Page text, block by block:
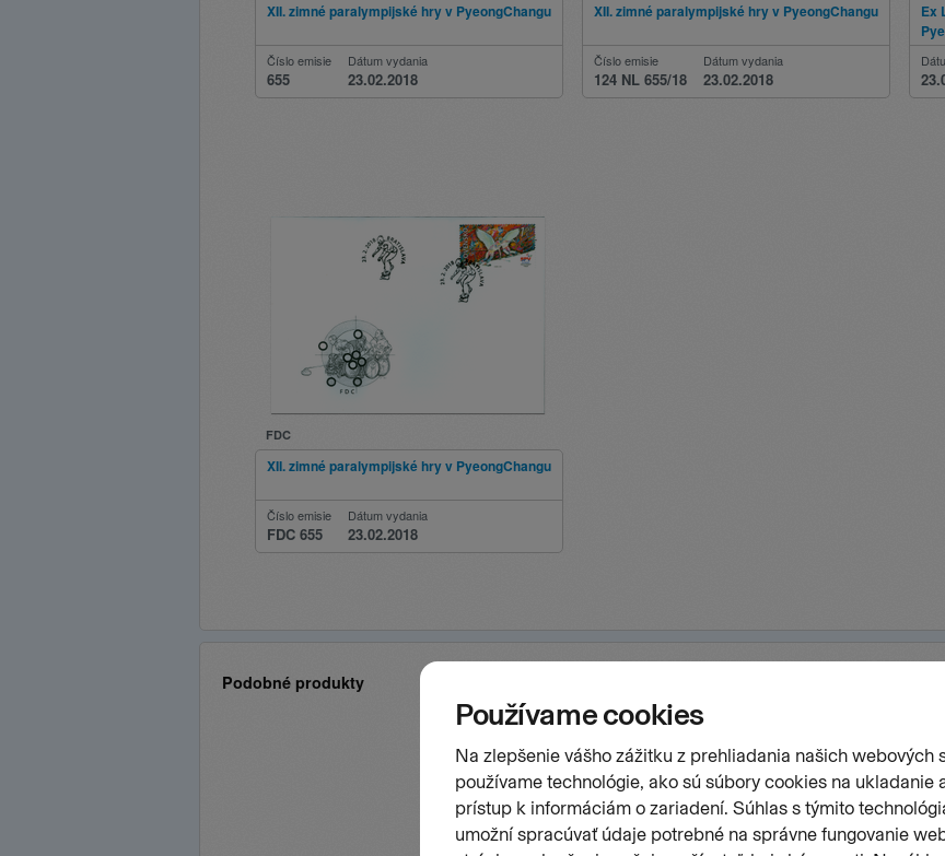
XII. zimné paralympijské hry v PyeongChangu
Číslo emisie
655
Dátum vydania
23.02.2018
XII. zimné paralympijské hry v PyeongChangu
Číslo emisie
124 NL 655/18
Dátum vydania
23.02.2018
Ex
FDC
XII. zimné paralympijské hry v PyeongChangu
Číslo emisie
FDC 655
Dátum vydania
23.02.2018
Podobné produkty